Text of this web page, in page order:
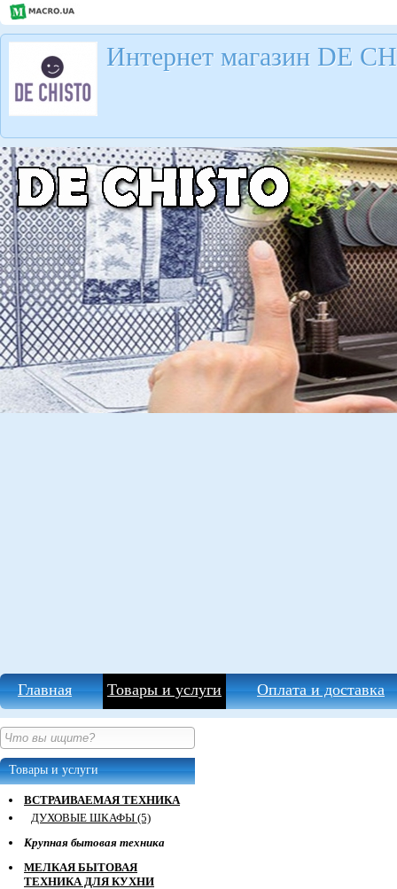
Интернет магазин DE
Главная Товары и услуги Оплата и доставка
Товары и услуги
ВСТРАИВАЕМАЯ ТЕХНИКА
ДУХОВЫЕ ШКАФЫ (5)
Крупная бытовая техника
МЕЛКАЯ БЫТОВАЯ
ТЕХНИКА ДЛЯ КУХНИ